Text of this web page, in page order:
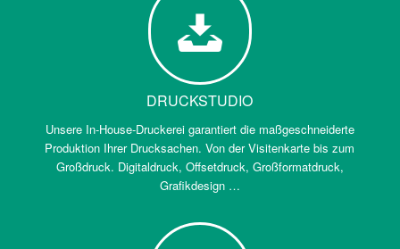
DRUCKSTUDIO
Unsere In-House-Druckerei garantiert die maßgeschneiderte
Produktion Ihrer Drucksachen. Von der Visitenkarte bis zum
Großdruck. Digitaldruck, Offsetdruck, Großformatdruck,
Grafikdesign …